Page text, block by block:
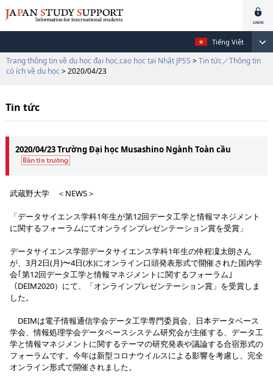
Tiếng Việt
Trang thông tin về du học đại học,cao học tại Nhật JPSS > Tin tức／Thông tin
có ích về du học > 2020/04/23
Tin tức
2020/04/23 Trường Đại học Musashino Ngành Toàn cầu
武蔵野大学 ＜NEWS＞
「データサイエンス学科1年生が第12回データ工学と情報マネジメント
に関するフォーラムにてオンラインプレゼンテーション賞を受賞」
データサイエンス学部データサイエンス学科1年生の仲程凜太朗さん
が、3月2日(月)〜4日(水)にオンライン口頭発表形式で開催された国内学
会｢第12回データ工学と情報マネジメントに関するフォーラム｣
（DEIM2020）にて、「オンラインプレゼンテーション賞」を受賞しま
した。
DEIMは電子情報通信学会データ工学専門委員会、日本データベース
学会、情報処理学会データベースシステム研究会が主催する、データ工
学と情報マネジメントに関するテーマの研究発表や議論する合宿形式の
フォーラムです。今年は新型コロナウイルスによる影響を考慮し、完全
オンライン形式で開催されました。